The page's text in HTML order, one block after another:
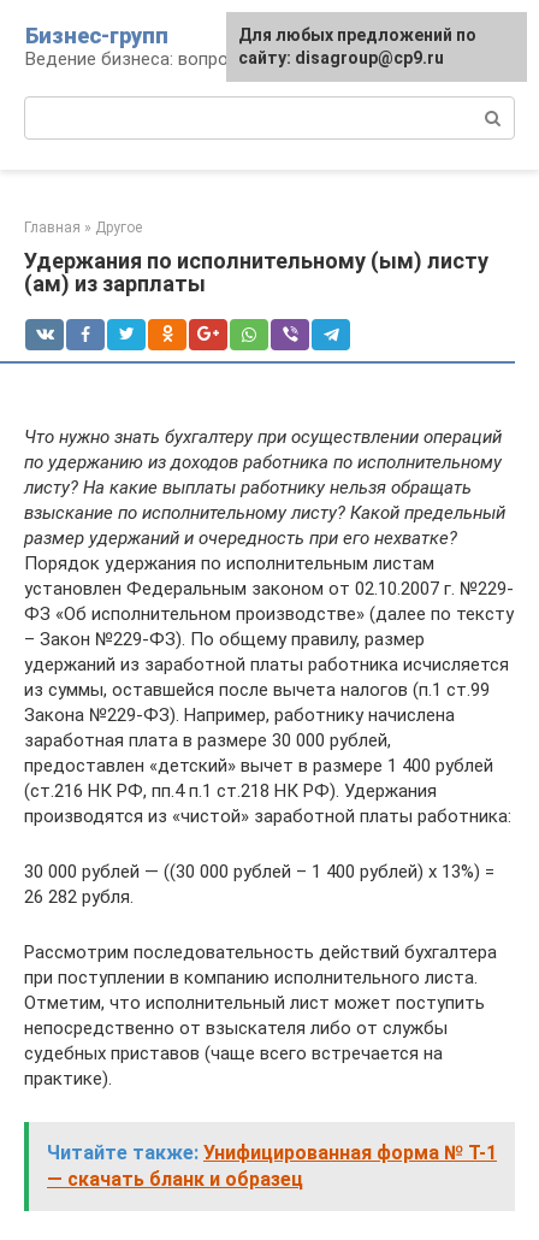
контенту
Бизнес-групп
Ведение бизнеса: вопросы, советы, проблемы
Главная » Другое
Удержания по исполнительному (ым) листу
(ам) из зарплаты
Что нужно знать бухгалтеру при осуществлении операций
по удержанию из доходов работника по исполнительному
листу? На какие выплаты работнику нельзя обращать
взыскание по исполнительному листу? Какой предельный
размер удержаний и очередность при его нехватке?
Порядок удержания по исполнительным листам
установлен Федеральным законом от 02.10.2007 г. №229-
ФЗ «Об исполнительном производстве» (далее по тексту
– Закон №229-ФЗ). По общему правилу, размер
удержаний из заработной платы работника исчисляется
из суммы, оставшейся после вычета налогов (п.1 ст.99
Закона №229-ФЗ). Например, работнику начислена
заработная плата в размере 30 000 рублей,
предоставлен «детский» вычет в размере 1 400 рублей
(cт.216 НК РФ, пп.4 п.1 ст.218 НК РФ). Удержания
производятся из «чистой» заработной платы работника:
30 000 рублей — ((30 000 рублей – 1 400 рублей) x 13%) =
26 282 рубля.
Рассмотрим последовательность действий бухгалтера
при поступлении в компанию исполнительного листа.
Отметим, что исполнительный лист может поступить
непосредственно от взыскателя либо от службы
судебных приставов (чаще всего встречается на
практике).
Читайте также: Унифицированная форма № Т-1
— скачать бланк и образец
Для любых предложений по
сайту: disagroup@cp9.ru